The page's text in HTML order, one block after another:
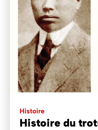
Histoire
Histoire du